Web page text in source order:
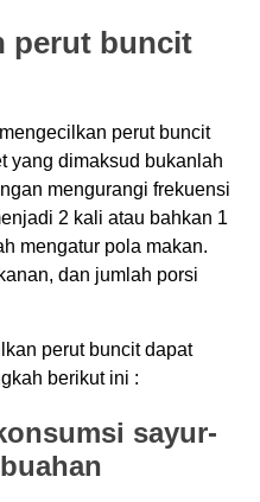
perut buncit
perut buncit
yang dimaksud bukanlah
mengurangi frekuensi
2 kali atau bahkan 1
mengatur pola makan.
dan jumlah porsi
perut buncit dapat
berikut ini :
sayur-